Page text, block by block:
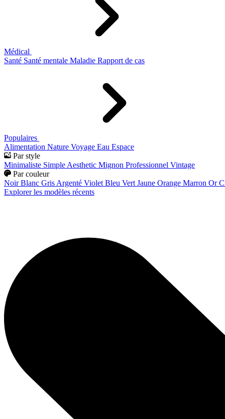
Médical
Santé Santé mentale Maladie Rapport de cas
Populaires
Alimentation Nature Voyage Eau Espace
Par style
Minimaliste Simple Aesthetic Mignon Professionnel Vintage
Par couleur
Noir Blanc Gris Argenté Violet Bleu Vert Jaune Orange Marron Or
Explorer les modèles récents